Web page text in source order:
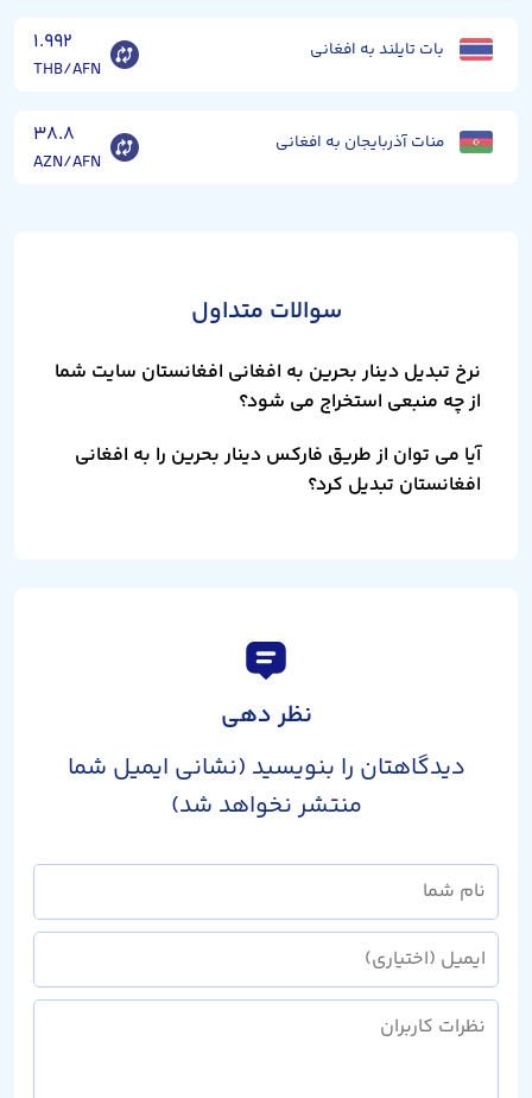
بات تایلند به افغانی ۱.۹۹۲
THB/AFN
منات آذربایجان به افغانی ۳۸.۸
AZN/AFN
سوالات متداول
نرخ تبدیل دینار بحرین به افغانی افغانستان سایت شما
از چه منبعی استخراج می شود؟
آیا می توان از طریق فارکس دینار بحرین را به افغانی
افغانستان تبدیل کرد؟
نظر دهی
دیدگاهتان را بنویسید (نشانی ایمیل شما
منتشر نخواهد شد)